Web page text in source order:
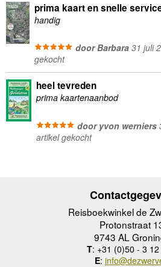
prima kaart en snelle
handig
door Barbara31 juli
gekocht
heel tevreden
prima kaartenaanbod
door yvon werniers
artikel gekocht
Reisboekwinkel de
Protonstraat
9743 AL
T: +31 (0)50 - 3
E: